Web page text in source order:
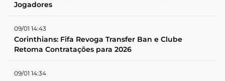
Jogadores
09/01 14:43
Corinthians: Fifa Revoga Transfer Ban e Clube
Retoma Contratações para 2026
09/01 14:34